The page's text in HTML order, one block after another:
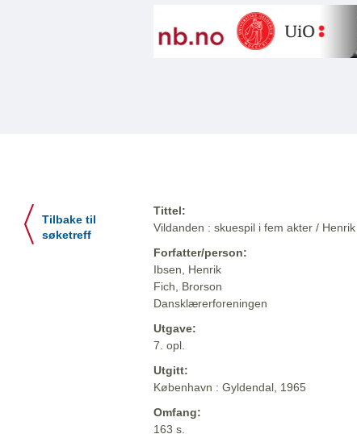
Tilbake til
søketreff
Tittel:
Vildanden : skuespil i fem akter /
Forfatter/person:
Ibsen, Henrik
Fich, Brorson
Dansklærerforeningen
Utgave:
7. opl.
Utgitt:
København : Gyldendal, 1965
Omfang:
163 s.